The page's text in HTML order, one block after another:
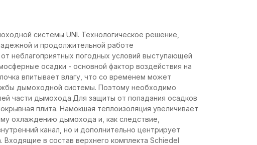
системы UNI. Технологическое решение,
и продолжительной работе
неблагоприятных погодных условий выступающей
осадки - основной фактор воздействия на
впитывает влагу, что со временем может
дымоходной системы. Поэтому необходимо
части дымохода.Для защиты от попадания осадков
плита. Намокшая теплоизоляция увеличивает
охлаждению дымохода и, как следствие,
канал, но и дополнительно центрирует
в состав верхнего комплекта Schiedel